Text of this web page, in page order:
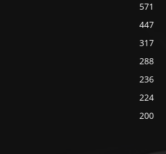
571
447
317
288
236
224
200